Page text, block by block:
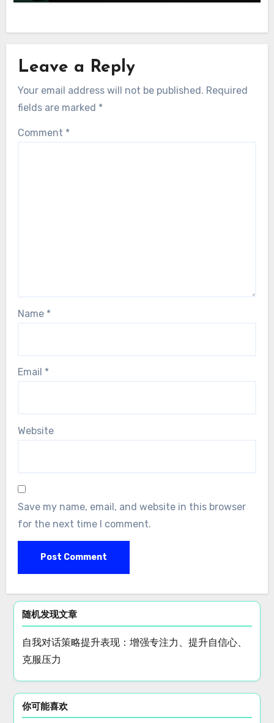
Leave a Reply
Your email address will not be published. Required
fields are marked *
Comment *
Name *
Email *
Website
Save my name, email, and website in this browser
for the next time I comment.
随机发现文章
自我对话策略提升表现：增强专注力、提升自信心、
克服压力
你可能喜欢